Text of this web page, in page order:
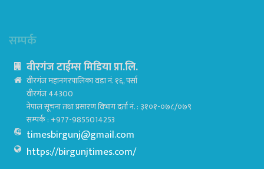
सम्पर्क
वीरगंज टाईम्स मिडिया प्रा.लि.
वीरगंज महानगरपालिका वडा नं. १६, पर्सा
वीरगंज 44300
नेपाल सूचना तथा प्रसारण विभाग दर्ता नं. : ३१०१-०७८/०७९
सम्पर्क : +977-9855014253
timesbirgunj@gmail.com
https://birgunjtimes.com/